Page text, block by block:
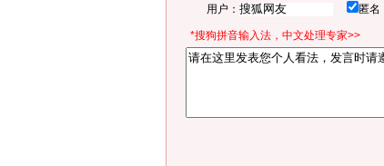
用户： 匿
*搜狗拼音输入法，中文处理专家>>